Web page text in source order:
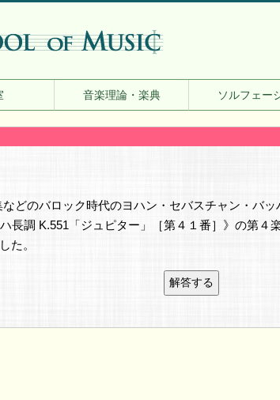
音楽理論・楽典 ソルフェー
どのバロック時代のヨハン・セバスチャン・バ
長調 K.551「ジュピター」［第４１番］》の第４
た。